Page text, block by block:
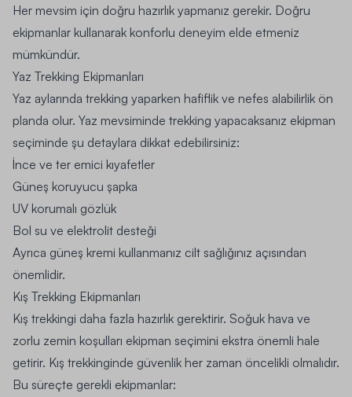
Her mevsim için doğru hazırlık yapmanız gerekir. Doğru
ekipmanlar kullanarak konforlu deneyim elde etmeniz
mümkündür.
Yaz Trekking Ekipmanları
Yaz aylarında trekking yaparken hafiflik ve nefes alabilirlik ön
planda olur. Yaz mevsiminde trekking yapacaksanız ekipman
seçiminde şu detaylara dikkat edebilirsiniz:
İnce ve ter emici kıyafetler
Güneş koruyucu şapka
UV korumalı gözlük
Bol su ve elektrolit desteği
Ayrıca güneş kremi kullanmanız cilt sağlığınız açısından
önemlidir.
Kış Trekking Ekipmanları
Kış trekkingi daha fazla hazırlık gerektirir. Soğuk hava ve
zorlu zemin koşulları ekipman seçimini ekstra önemli hale
getirir. Kış trekkinginde güvenlik her zaman öncelikli olmalıdır.
Bu süreçte gerekli ekipmanlar: